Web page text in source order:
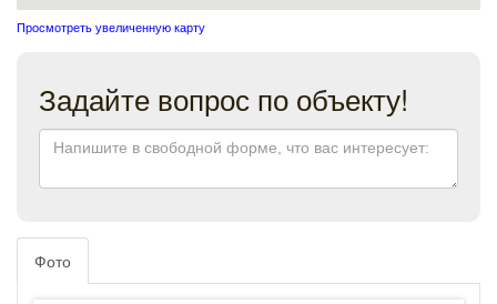
Просмотреть увеличенную карту
Задайте вопрос по объекту!
Фото